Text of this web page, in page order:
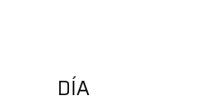
DÍA